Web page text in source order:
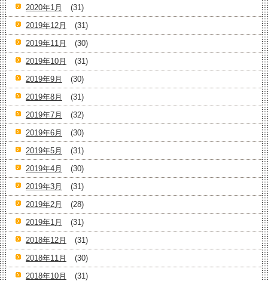
2020年1月
(31)
2019年12月
(31)
2019年11月
(30)
2019年10月
(31)
2019年9月
(30)
2019年8月
(31)
2019年7月
(32)
2019年6月
(30)
2019年5月
(31)
2019年4月
(30)
2019年3月
(31)
2019年2月
(28)
2019年1月
(31)
2018年12月
(31)
2018年11月
(30)
2018年10月
(31)